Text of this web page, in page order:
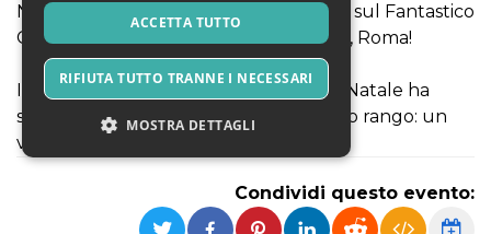
NATALE 2025 - Si accendono i riflettori sul Fantastico
Castello di Babbo Natale a Lunghezza, Roma!
Il Signore assoluto delle feste, Babbo Natale ha
scelto una residenza all’altezza del suo rango: un
vero castello! Vi aspettiamo!
Condividi questo evento:
ACCETTA TUTTO
RIFIUTA TUTTO TRANNE I NECESSARI
MOSTRA DETTAGLI
Necessari Marketing